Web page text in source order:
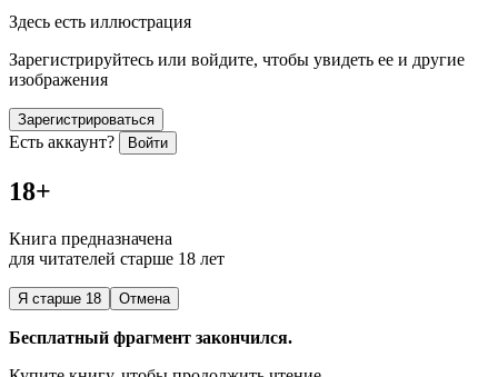
Здесь есть иллюстрация
Зарегистрируйтесь или войдите, чтобы увидеть ее и другие
изображения
Зарегистрироваться
Есть аккаунт? Войти
18+
Книга предназначена
для читателей старше 18 лет
Я старше 18 Отмена
Бесплатный фрагмент закончился.